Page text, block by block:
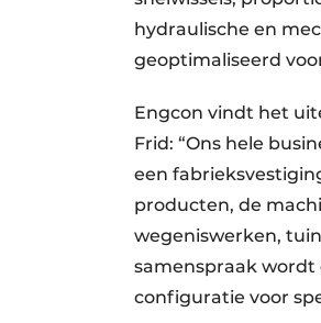
hydraulische en
geoptimaliseerd
Engcon vindt het
Frid: “Ons hele
een
producten, de
wegeniswerken,
samenspraak wordt
configuratie voor